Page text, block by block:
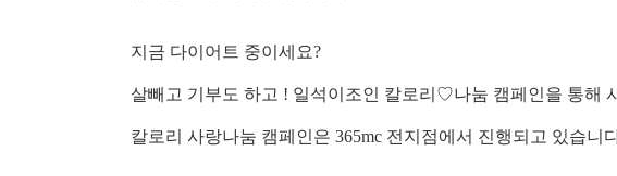
지금 다이어트 중이세요?
살빼고 기부도 하고 ! 일석이조인 칼로리♡나눔 캠페인을 통해
칼로리 사랑나눔 캠페인은 365mc 전지점에서 진행되고 있습니